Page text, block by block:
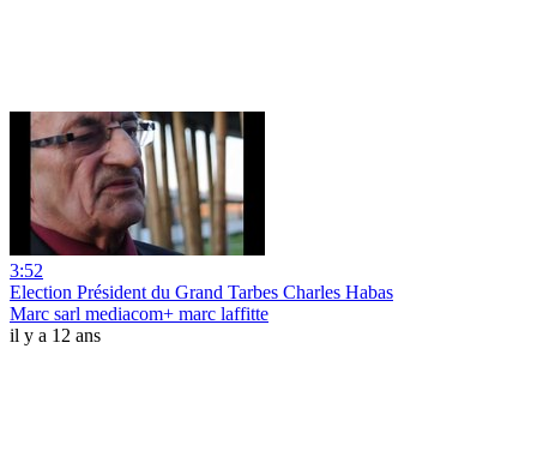
3:52
Election Président du Grand Tarbes Charles Habas
Marc sarl mediacom+ marc laffitte
il y a 12 ans